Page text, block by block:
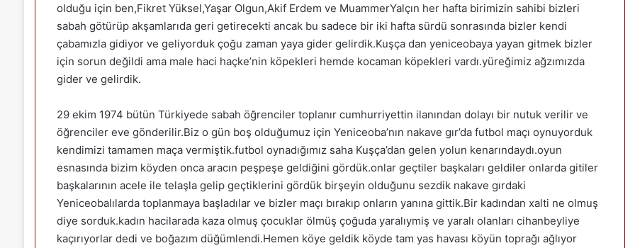
olduğu için ben,Fikret Yüksel,Yaşar Olgun,Akif Erdem ve MuammerYalçın her hafta birimizin sahibi bizleri
sabah götürüp akşamlarıda geri getirecekti ancak bu sadece bir iki hafta sürdü sonrasında bizler kendi
çabamızla gidiyor ve geliyorduk çoğu zaman yaya gider gelirdik.Kuşça dan yeniceobaya yayan gitmek bizler
için sorun değildi ama male haci haçke’nin köpekleri hemde kocaman köpekleri vardı.yüreğimiz ağzımızda
gider ve gelirdik.
29 ekim 1974 bütün Türkiyede sabah öğrenciler toplanır cumhurriyettin ilanından dolayı bir nutuk verilir ve
öğrenciler eve gönderilir.Biz o gün boş olduğumuz için Yeniceoba’nın nakave gır’da futbol maçı oynuyorduk
kendimizi tamamen maça vermiştik.futbol oynadığımız saha Kuşça’dan gelen yolun kenarındaydı.oyun
esnasında bizim köyden onca aracın peşpeşe geldiğini gördük.onlar geçtiler başkaları geldiler onlarda gitiler
başkalarının acele ile telaşla gelip geçtiklerini gördük birşeyin olduğunu sezdik nakave gırdaki
Yeniceobalılarda toplanmaya başladılar ve bizler maçı bırakıp onların yanına gittik.Bir kadından xalti ne olmuş
diye sorduk.kadın hacilarada kaza olmuş çocuklar ölmüş çoğuda yaralıymiş ve yaralı olanları cihanbeyliye
kaçırıyorlar dedi ve boğazım düğümlendi.Hemen köye geldik köyde tam yas havası köyün toprağı ağlıyor